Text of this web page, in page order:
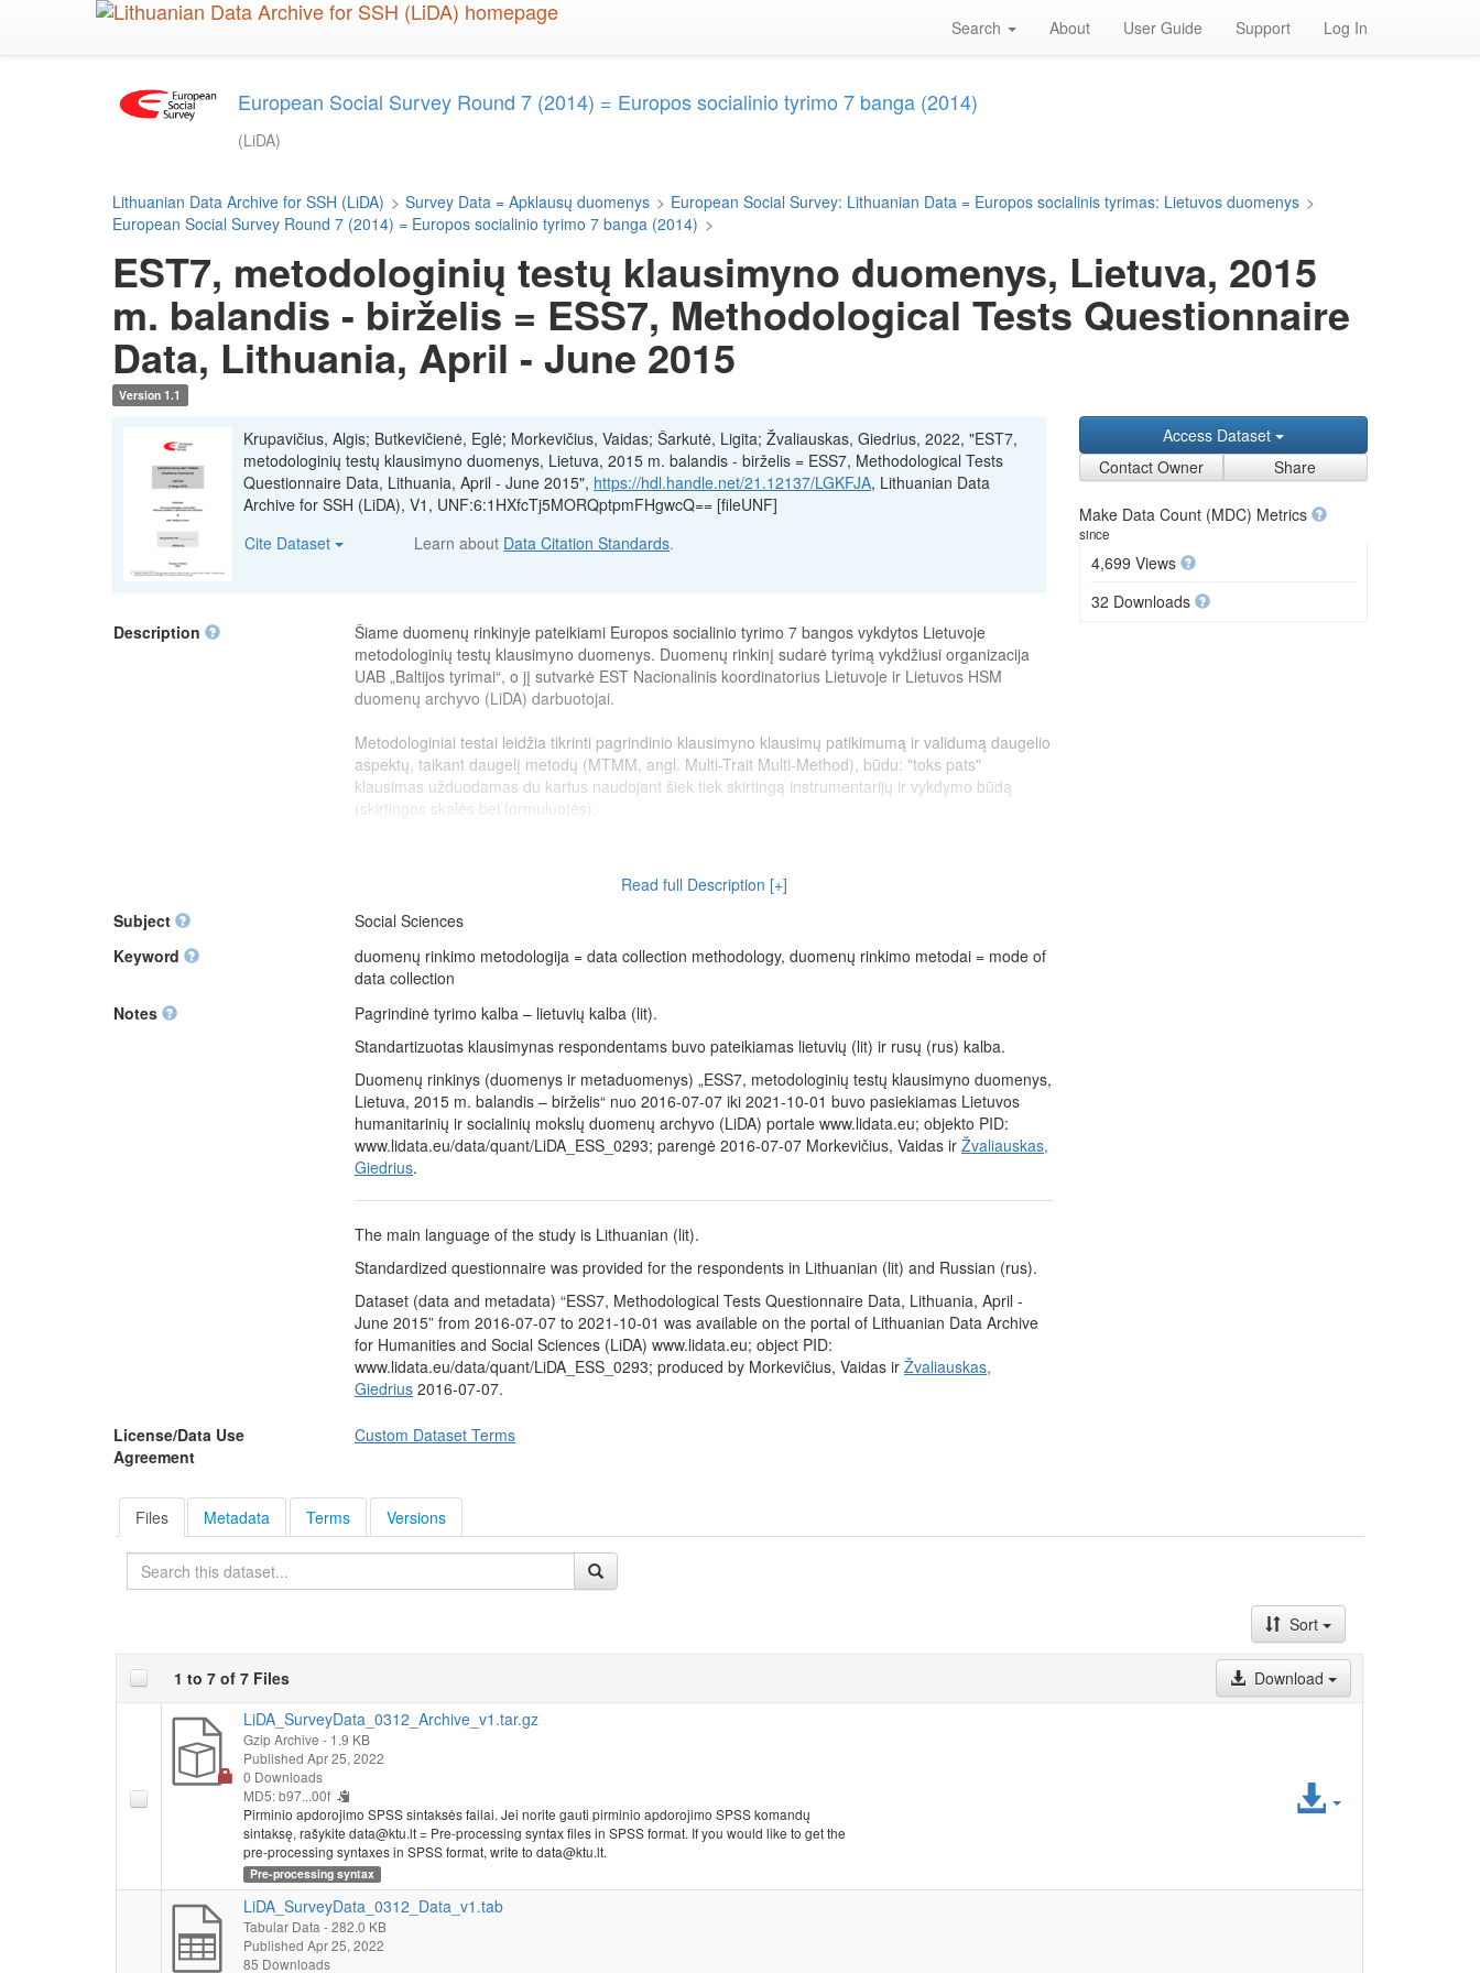
Search About User Guide Support Log In
European Social Survey Round 7 (2014) = Europos socialinio tyrimo 7 banga (2014)
(LiDA)
Lithuanian Data Archive for SSH (LiDA) > Survey Data = Apklausų duomenys > European Social Survey: Lithuanian Data = Europos socialinis tyrimas: Lietuvos duomenys >
European Social Survey Round 7 (2014) = Europos socialinio tyrimo 7 banga (2014) >
EST7, metodologinių testų klausimyno duomenys, Lietuva, 2015
m. balandis - birželis = ESS7, Methodological Tests Questionnaire
Data, Lithuania, April - June 2015
Version 1.1
Krupavičius, Algis; Butkevičienė, Eglė; Morkevičius, Vaidas; Šarkutė, Ligita; Žvaliauskas, Giedrius, 2022, "EST7,
metodologinių testų klausimyno duomenys, Lietuva, 2015 m. balandis - birželis = ESS7, Methodological Tests
Questionnaire Data, Lithuania, April - June 2015", https://hdl.handle.net/21.12137/LGKFJA, Lithuanian Data
Archive for SSH (LiDA), V1, UNF:6:1HXfcTj5MORQptpmFHgwcQ== [fileUNF]
Cite Dataset
Learn about Data Citation Standards.
Access Dataset
Contact Owner
Share
Make Data Count (MDC) Metrics
since
4,699 Views
32 Downloads
Description
Šiame duomenų rinkinyje pateikiami Europos socialinio tyrimo 7 bangos vykdytos Lietuvoje
metodologinių testų klausimyno duomenys. Duomenų rinkinį sudarė tyrimą vykdžiusi organizacija
UAB „Baltijos tyrimai“, o jį sutvarkė EST Nacionalinis koordinatorius Lietuvoje ir Lietuvos HSM
duomenų archyvo (LiDA) darbuotojai.
Metodologiniai testai leidžia tikrinti pagrindinio klausimyno klausimų patikimumą ir validumą daugelio
aspektų, taikant daugelį metodų (MTMM, angl. Multi-Trait Multi-Method), būdu: "toks pats"
klausimas užduodamas du kartus naudojant šiek tiek skirtingą instrumentarijų ir vykdymo būdą
(skirtingos skalės bei formuluotės).
This dataset was created using
the ESS Round 7 (Lithuanian data) published in the ESS Data Archive on 2016-06-06.
Read full Description [+]
Subject
Social Sciences
Keyword
duomenų rinkimo metodologija = data collection methodology, duomenų rinkimo metodai = mode of
data collection
Notes
Pagrindinė tyrimo kalba – lietuvių kalba (lit).
Standartizuotas klausimynas respondentams buvo pateikiamas lietuvių (lit) ir rusų (rus) kalba.
Duomenų rinkinys (duomenys ir metaduomenys) „ESS7, metodologinių testų klausimyno duomenys,
Lietuva, 2015 m. balandis – birželis“ nuo 2016-07-07 iki 2021-10-01 buvo pasiekiamas Lietuvos
humanitarinių ir socialinių mokslų duomenų archyvo (LiDA) portale www.lidata.eu; objekto PID:
www.lidata.eu/data/quant/LiDA_ESS_0293; parengė 2016-07-07 Morkevičius, Vaidas ir Žvaliauskas,
Giedrius.
The main language of the study is Lithuanian (lit).
Standardized questionnaire was provided for the respondents in Lithuanian (lit) and Russian (rus).
Dataset (data and metadata) “ESS7, Methodological Tests Questionnaire Data, Lithuania, April -
June 2015” from 2016-07-07 to 2021-10-01 was available on the portal of Lithuanian Data Archive
for Humanities and Social Sciences (LiDA) www.lidata.eu; object PID:
www.lidata.eu/data/quant/LiDA_ESS_0293; produced by Morkevičius, Vaidas ir Žvaliauskas,
Giedrius 2016-07-07.
License/Data Use
Agreement
Custom Dataset Terms
Files Metadata Terms Versions
Sort
1 to 7 of 7 Files
Download
LiDA_SurveyData_0312_Archive_v1.tar.gz
Gzip Archive - 1.9 KB
Published Apr 25, 2022
0 Downloads
MD5: b97...00f
Pirminio apdorojimo SPSS sintaksės failai. Jei norite gauti pirminio apdorojimo SPSS komandų
sintaksę, rašykite data@ktu.lt = Pre-processing syntax files in SPSS format. If you would like to get the
pre-processing syntaxes in SPSS format, write to data@ktu.lt.
Pre-processing syntax
Access
LiDA_SurveyData_0312_Data_v1.tab
Tabular Data - 282.0 KB
Published Apr 25, 2022
85 Downloads